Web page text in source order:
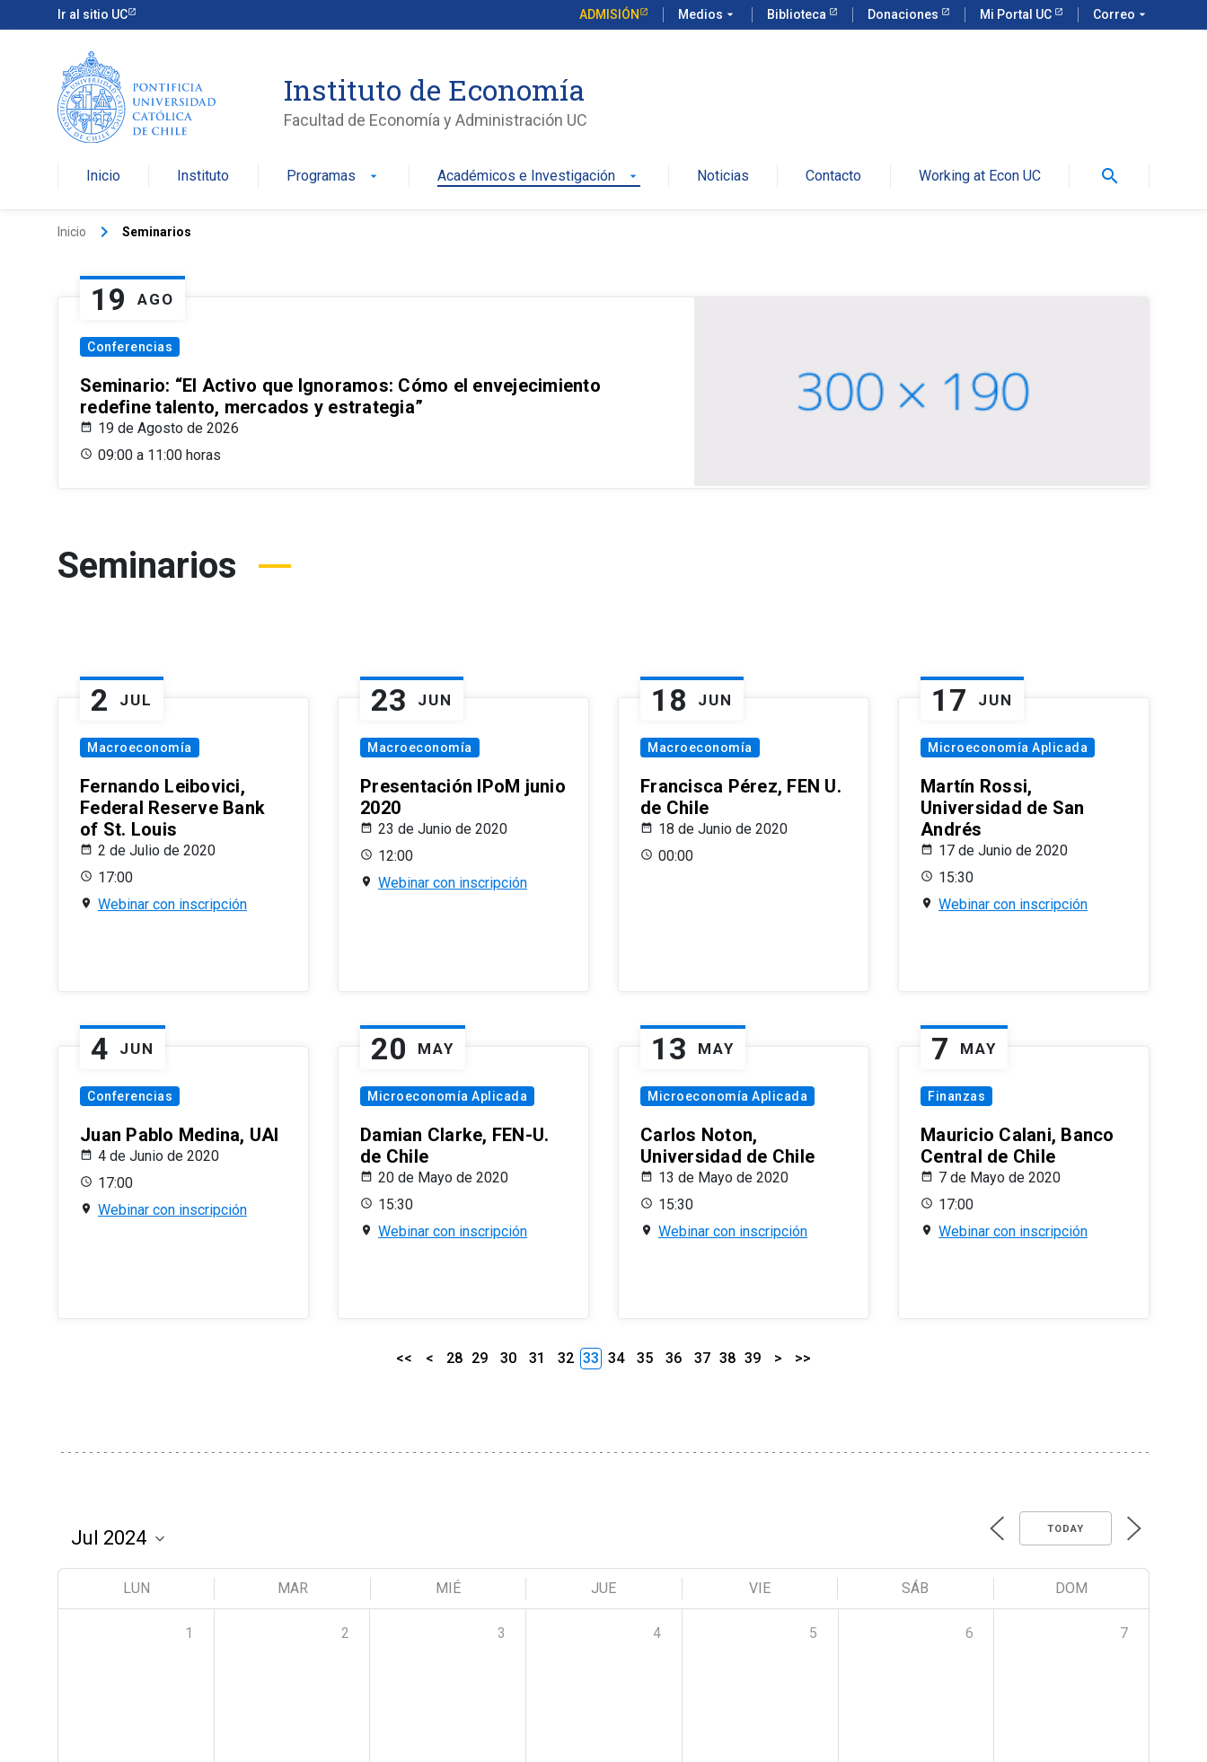
Ir al sitio UC ADMISIÓN Medios arrow_drop_down Biblioteca Donaciones Mi Portal UC Correo arrow_drop_down
Instituto de Economía
Facultad de Economía y Administración UC
Inicio Instituto Programas arrow_drop_down Académicos e Investigación arrow_drop_down Noticias Contacto Working at Econ UC search
Inicio keyboard_arrow_right Seminarios
19 AGO
Conferencias
Seminario: “El Activo que Ignoramos: Cómo el envejecimiento
redefine talento, mercados y estrategia”
19 de Agosto de 2026
09:00 a 11:00 horas
Seminarios
2 JUL
Macroeconomía
Fernando Leibovici,
Federal Reserve Bank
of St. Louis
2 de Julio de 2020
17:00
Webinar con inscripción
23 JUN
Macroeconomía
Presentación IPoM junio
2020
23 de Junio de 2020
12:00
Webinar con inscripción
18 JUN
Macroeconomía
Francisca Pérez, FEN U.
de Chile
18 de Junio de 2020
00:00
17 JUN
Microeconomía Aplicada
Martín Rossi,
Universidad de San
Andrés
17 de Junio de 2020
15:30
Webinar con inscripción
4 JUN
Conferencias
Juan Pablo Medina, UAI
4 de Junio de 2020
17:00
Webinar con inscripción
20 MAY
Microeconomía Aplicada
Damian Clarke, FEN-U.
de Chile
20 de Mayo de 2020
15:30
Webinar con inscripción
13 MAY
Microeconomía Aplicada
Carlos Noton,
Universidad de Chile
13 de Mayo de 2020
15:30
Webinar con inscripción
7 MAY
Finanzas
Mauricio Calani, Banco
Central de Chile
7 de Mayo de 2020
17:00
Webinar con inscripción
<< < 28 29 30 31 32 33 34 35 36 37 38 39 > >>
TODAY
LUN MAR MIÉ JUE VIE SÁB DOM
1 2 3 4 5 6 7